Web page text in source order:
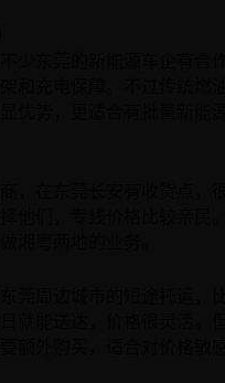
少东莞的新能源车企有合
和充电保障。不过传统燃
优势，更适合有批量新能
，在东莞长安有收货点，
他们，专线价格比较亲民
湘粤两地的业务。
莞周边城市的短途托运，
就能送达，价格很灵活。
额外购买，适合对价格敏